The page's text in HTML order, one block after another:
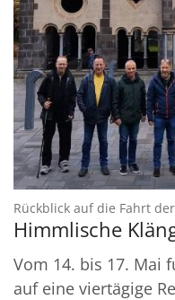
Rückblick auf die Fahrt
Himmlische
Vom 14. bis 17. Mai
auf eine viertägige